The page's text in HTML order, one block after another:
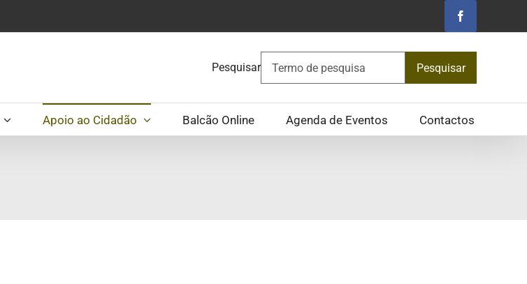
Facebook
Pesquisar Pesquisar
Apoio ao Cidadão Balcão Online Agenda de Eventos Contactos